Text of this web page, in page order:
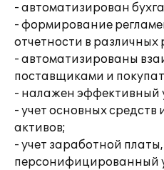
- автоматизирован
- формирование
отчетности в различных
- автоматизированы
поставщиками и
- налажен эффективный
- учет основных
активов;
- учет заработной
персонифицированный